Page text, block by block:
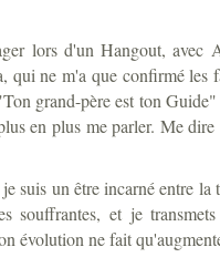
lors d'un Hangout, avec
qui ne m'a que confirmé les
grand-père est ton
en plus me parler. Me
suis un être incarné entre la
souffrantes, et je
évolution ne fait